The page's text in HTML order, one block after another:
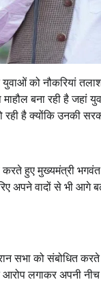
को नौकरियां
बना रही है
है क्योंकि उनकी
हुए मुख्यमंत्री
अपने वादों से भी आगे
सभा को संबोधित
आरोप लगाकर अपनी